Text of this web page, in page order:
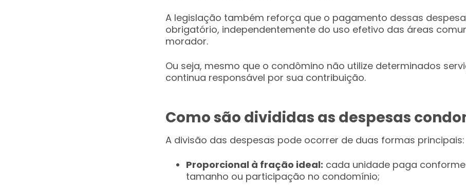
A legislação também reforça que o pagamento dessas
obrigatório, independentemente do uso efetivo das áreas
morador.
Ou seja, mesmo que o condômino não utilize determinados
continua responsável por sua contribuição.
Como são divididas as despesas
A divisão das despesas pode ocorrer de duas formas principais:
Proporcional à fração ideal: cada unidade paga
tamanho ou participação no condomínio;